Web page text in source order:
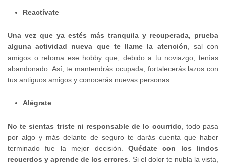
Reactívate
Una vez que ya estés más tranquila y recuperada, prueba
alguna actividad nueva que te llame la atención , sal con
amigos o retoma ese hobby que, debido a tu noviazgo, tenías
abandonado. Así, te mantendrás ocupada, fortalecerás lazos con
tus antiguos amigos y conocerás nuevas personas.
Alégrate
No te sientas triste ni responsable de lo ocurrido , todo pasa
por algo y más delante de seguro te darás cuenta que haber
terminado fue la mejor decisión. Quédate con los lindos
recuerdos y aprende de los errores . Si el dolor te nubla la vista,